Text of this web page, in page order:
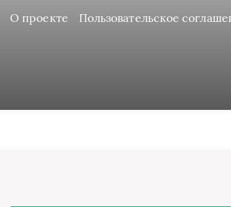
О проекте Пользовательское